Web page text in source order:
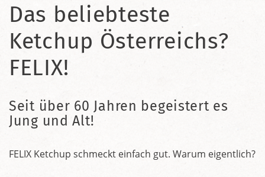
Das beliebteste
Ketchup Österreichs?
FELIX!
Seit über 60 Jahren begeistert es
Jung und Alt!
FELIX Ketchup schmeckt einfach gut. Warum eigentlich?